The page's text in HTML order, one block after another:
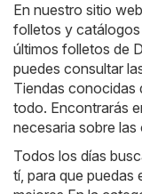
En nuestro sitio
folletos y catálogos
últimos folletos de
puedes consultar
Tiendas conocidas
todo. Encontrarás
necesaria sobre
Todos los días
tí, para que puedas